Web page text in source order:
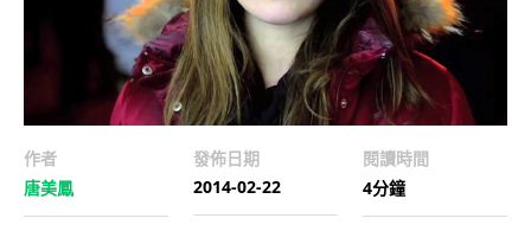
作者
唐美鳳
發佈日期
2014-02-22
閱讀時間
4分鐘